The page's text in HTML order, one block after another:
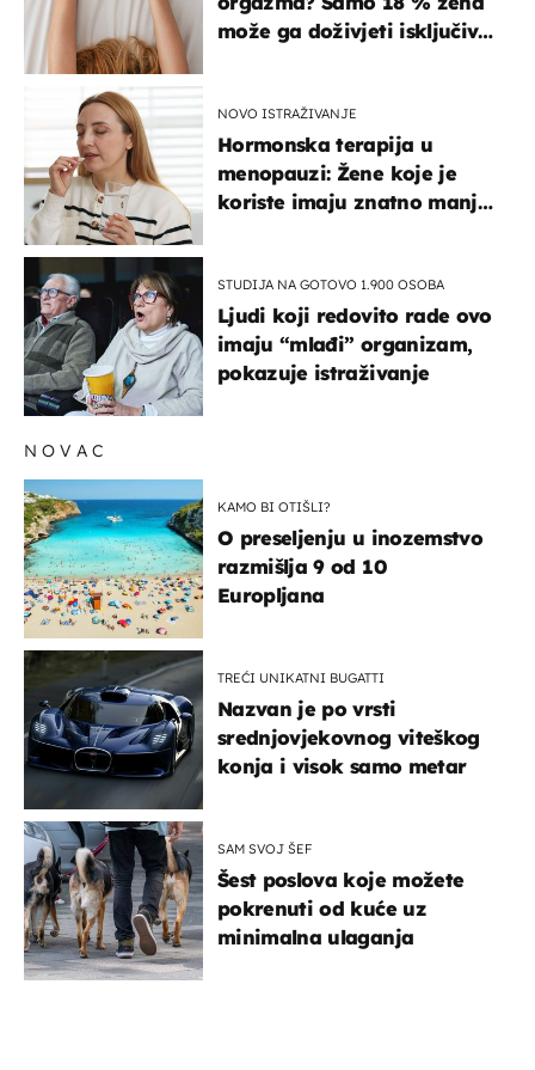
može ga doživjeti isključivo
NOVO ISTRAŽIVANJE
Hormonska terapija u
menopauzi: Žene koje je
koriste imaju znatno manji
STUDIJA NA GOTOVO 1.900 OSOBA
Ljudi koji redovito rade ovo
imaju “mlađi” organizam,
pokazuje istraživanje
NOVAC
KAMO BI OTIŠLI?
O preseljenju u inozemstvo
razmišlja 9 od 10
Europljana
TREĆI UNIKATNI BUGATTI
Nazvan je po vrsti
srednjovjekovnog viteškog
konja i visok samo metar
SAM SVOJ ŠEF
Šest poslova koje možete
pokrenuti od kuće uz
minimalna ulaganja